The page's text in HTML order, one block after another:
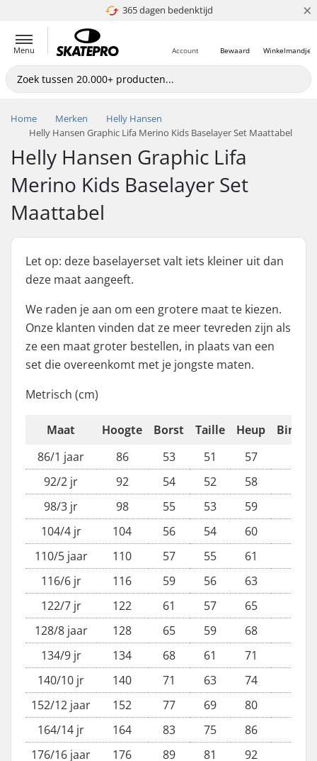
365 dagen bedenktijd
4.8 van 5 ×
Menu Winkelmandje
Bewaard
Account
Home Merken
Helly Hansen
Helly Hansen Graphic Lifa Merino Kids Baselayer Set Maattabel
Helly Hansen Graphic Lifa
Merino Kids Baselayer Set
Maattabel
Let op: deze baselayerset valt iets kleiner uit dan
deze maat aangeeft.
We raden je aan om een grotere maat te kiezen.
Onze klanten vinden dat ze meer tevreden zijn als
ze een maat groter bestellen, in plaats van een
set die overeenkomt met je jongste maten.
Metrisch (cm)
Maat Hoogte Borst Taille Heup
86/1 jaar
86 53 51
57
92/2 jr
92 54 52 58
98/3 jr
98 55 53
59
104/4 jr
104 56 54 60
110/5 jaar
110 57 55
61
116/6 jr
116 59 56 63
122/7 jr
122 61 57
65
128/8 jaar
128 65 59
68
134/9 jr
134 68 61 71
140/10 jr
140 71 63
74
152/12 jaar
152 77 69 80
164/14 jr
164 83 75 86
176/16 jaar
176 89 81 92